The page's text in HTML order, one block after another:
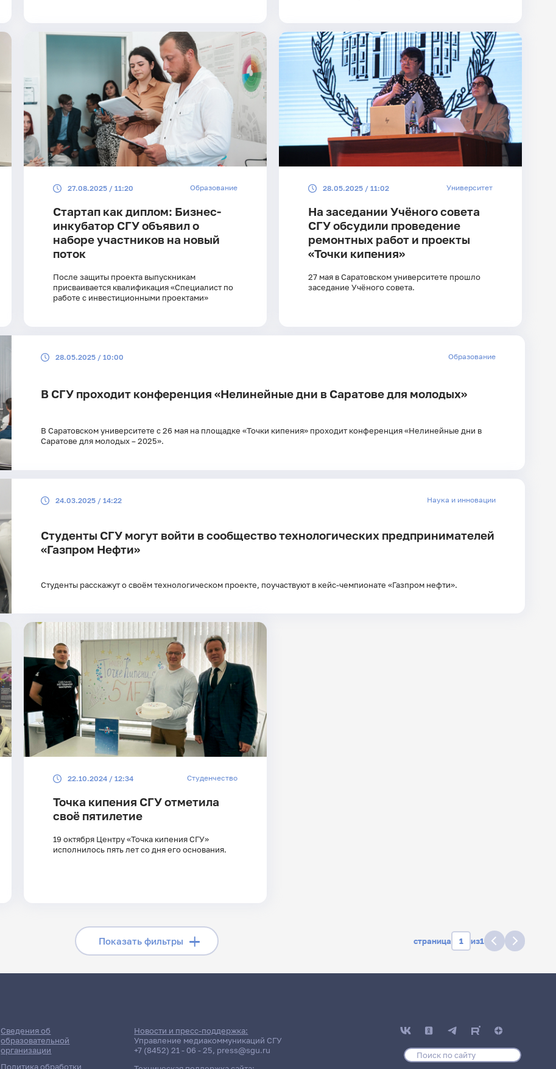
27.08.2025 / 11:20 Образование
Стартап как диплом: Бизнес-
инкубатор СГУ объявил о
наборе участников на новый
поток
После защиты проекта выпускникам
присваивается квалификация «Специалист по
работе с инвестиционными проектами»
28.05.2025 / 11:02 Университет
На заседании Учёного совета
СГУ обсудили проведение
ремонтных работ и проекты
«Точки кипения»
27 мая в Саратовском университете прошло
заседание Учёного совета.
28.05.2025 / 10:00 Образование
В СГУ проходит конференция «Нелинейные дни в Саратове для молодых»
В Саратовском университете с 26 мая на площадке «Точки кипения» проходит конференция «Нелинейные дни в
Саратове для молодых – 2025».
24.03.2025 / 14:22 Наука и инновации
Студенты СГУ могут войти в сообщество технологических предпринимателей
«Газпром Нефти»
Студенты расскажут о своём технологическом проекте, поучаствуют в кейс-чемпионате «Газпром нефти».
22.10.2024 / 12:34 Студенчество
Точка кипения СГУ отметила
своё пятилетие
19 октября Центру «Точка кипения СГУ»
исполнилось пять лет со дня его основания.
Показать фильтры страница из1
Сведения об
образовательной
организации
Политика обработки
Новости и пресс-поддержка:
Управление медиакоммуникаций СГУ
+7 (8452) 21 - 06 - 25, press@sgu.ru